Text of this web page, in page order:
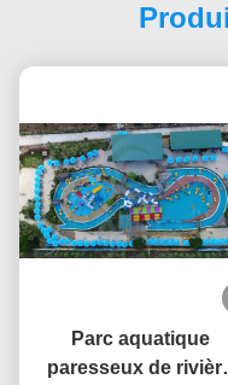
Parc aquatique
paresseux de